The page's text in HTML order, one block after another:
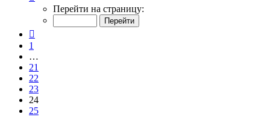
24
Перейти на страницу:
1
…
21
22
23
24
25